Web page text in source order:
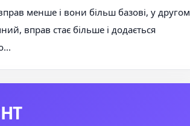
менше і вони більш базові, у
вправ стає більше і додається